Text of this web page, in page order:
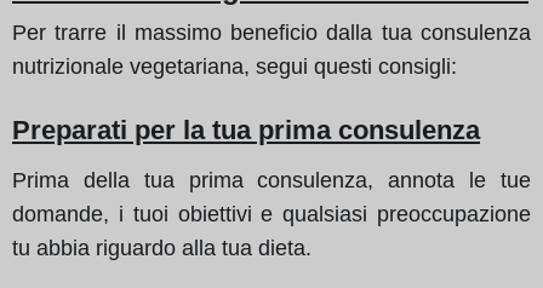
Per trarre il massimo beneficio dalla tua consulenza
nutrizionale vegetariana, segui questi consigli:
Preparati per la tua prima consulenza
Prima della tua prima consulenza, annota le tue
domande, i tuoi obiettivi e qualsiasi preoccupazione
tu abbia riguardo alla tua dieta.